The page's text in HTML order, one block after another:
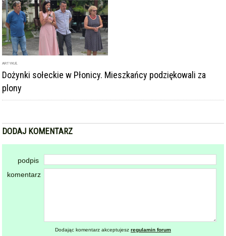
ARTYKUŁ
Dożynki sołeckie w Płonicy. Mieszkańcy podziękowali za
plony
DODAJ KOMENTARZ
podpis
komentarz
Dodając komentarz akceptujesz regulamin forum